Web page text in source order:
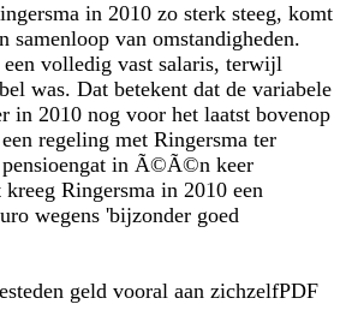
in 2010 zo sterk steeg, komt
samenloop van omstandigheden.
volledig vast salaris, terwijl
was. Dat betekent dat de variabele
in 2010 nog voor het laatst bovenop
regeling met Ringersma ter
in Ã©Ã©n keer
Ringersma in 2010 een
wegens 'bijzonder goed
geld vooral aan zichzelfPDF